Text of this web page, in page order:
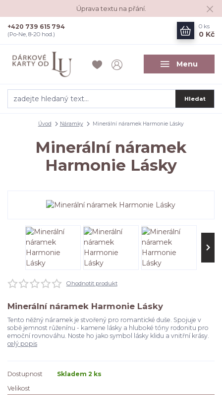
Úprava textu na přání.
Menu
Hledat
+420 739 615 794
(Po-Ne, 8-20 hod.)
0 ks
0 Kč
Úvod Náramky Minerální náramek Harmonie Lásky
Minerální náramek
Harmonie Lásky
Ohodnotit produkt
Minerální náramek Harmonie Lásky
Tento něžný náramek je stvořený pro romantické duše. Spojuje v
sobě jemnost růženínu - kamene lásky a hluboké tóny rodonitu pro
emoční rovnováhu. Noste ho jako symbol lásky klidu a vnitřní krásy.
celý popis
Dostupnost
Skladem 2 ks
Velikost